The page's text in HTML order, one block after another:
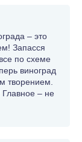
– это
Запасся
по схеме
виноград
творением.
Главное – не